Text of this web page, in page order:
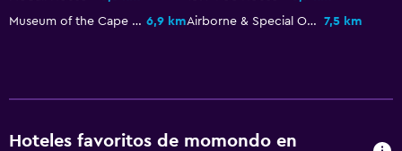
Ideal para familias
Museum of the Cape Fear 6,9 km Airborne & Special Operations Museum Foundation 7,5 km
Hoteles favoritos de momondo en